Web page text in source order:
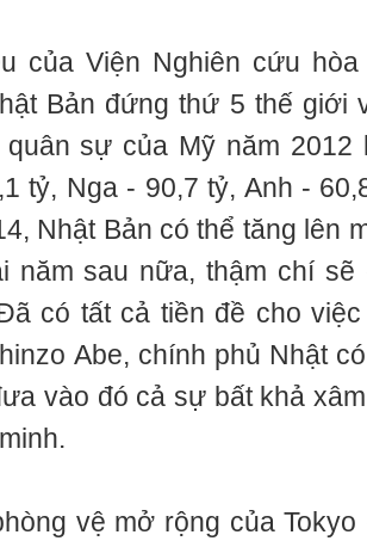
của Viện Nghiên cứu hòa
Bản đứng thứ 5 thế giới
sự của Mỹ năm 2012
tỷ, Nga - 90,7 tỷ, Anh -
Nhật Bản có thể tăng lên
năm sau nữa, thậm chí
có tất cả tiền đề cho
Abe, chính phủ Nhật
vào đó cả sự bất khả
vệ mở rộng của